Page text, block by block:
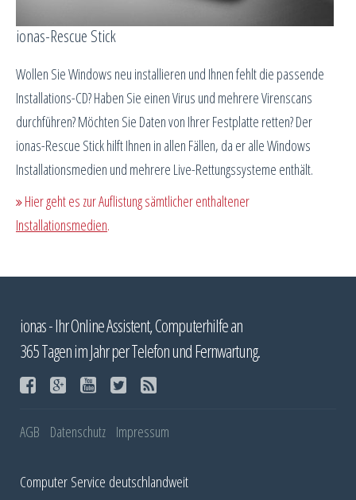
ionas-Rescue Stick
Wollen Sie Windows neu installieren und Ihnen fehlt die passende
Installations-CD? Haben Sie einen Virus und mehrere Virenscans
durchführen? Möchten Sie Daten von Ihrer Festplatte retten? Der
ionas-Rescue Stick hilft Ihnen in allen Fällen, da er alle Windows
Installationsmedien und mehrere Live-Rettungssysteme enthält.
Hier geht es zur Auflistung sämtlicher enthaltener
Installationsmedien.
ionas - Ihr Online Assistent, Computerhilfe an
365 Tagen im Jahr per Telefon und Fernwartung.
AGB Datenschutz Impressum
Computer Service deutschlandweit